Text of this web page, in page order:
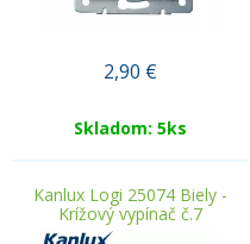
2,90 €
Skladom: 5ks
Kanlux Logi 25074 Biely -
Krížový vypínač č.7